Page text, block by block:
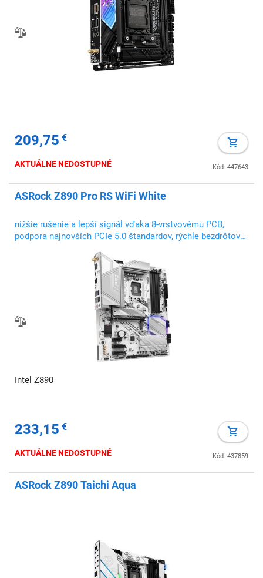
209,75 €
Kód: 447643
AKTUÁLNE NEDOSTUPNÉ
ASRock Z890 Pro RS WiFi White
nižšie rušenie a lepší signál vďaka 8-vrstvovému PCB,
podpora najnovších PCIe 5.0 štandardov, rýchle bezdrôtové
Intel Z890
233,15 €
Kód: 437859
AKTUÁLNE NEDOSTUPNÉ
ASRock Z890 Taichi Aqua